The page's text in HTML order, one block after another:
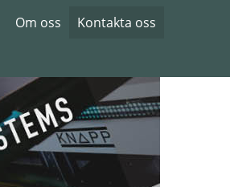
Om oss
Kontakta oss